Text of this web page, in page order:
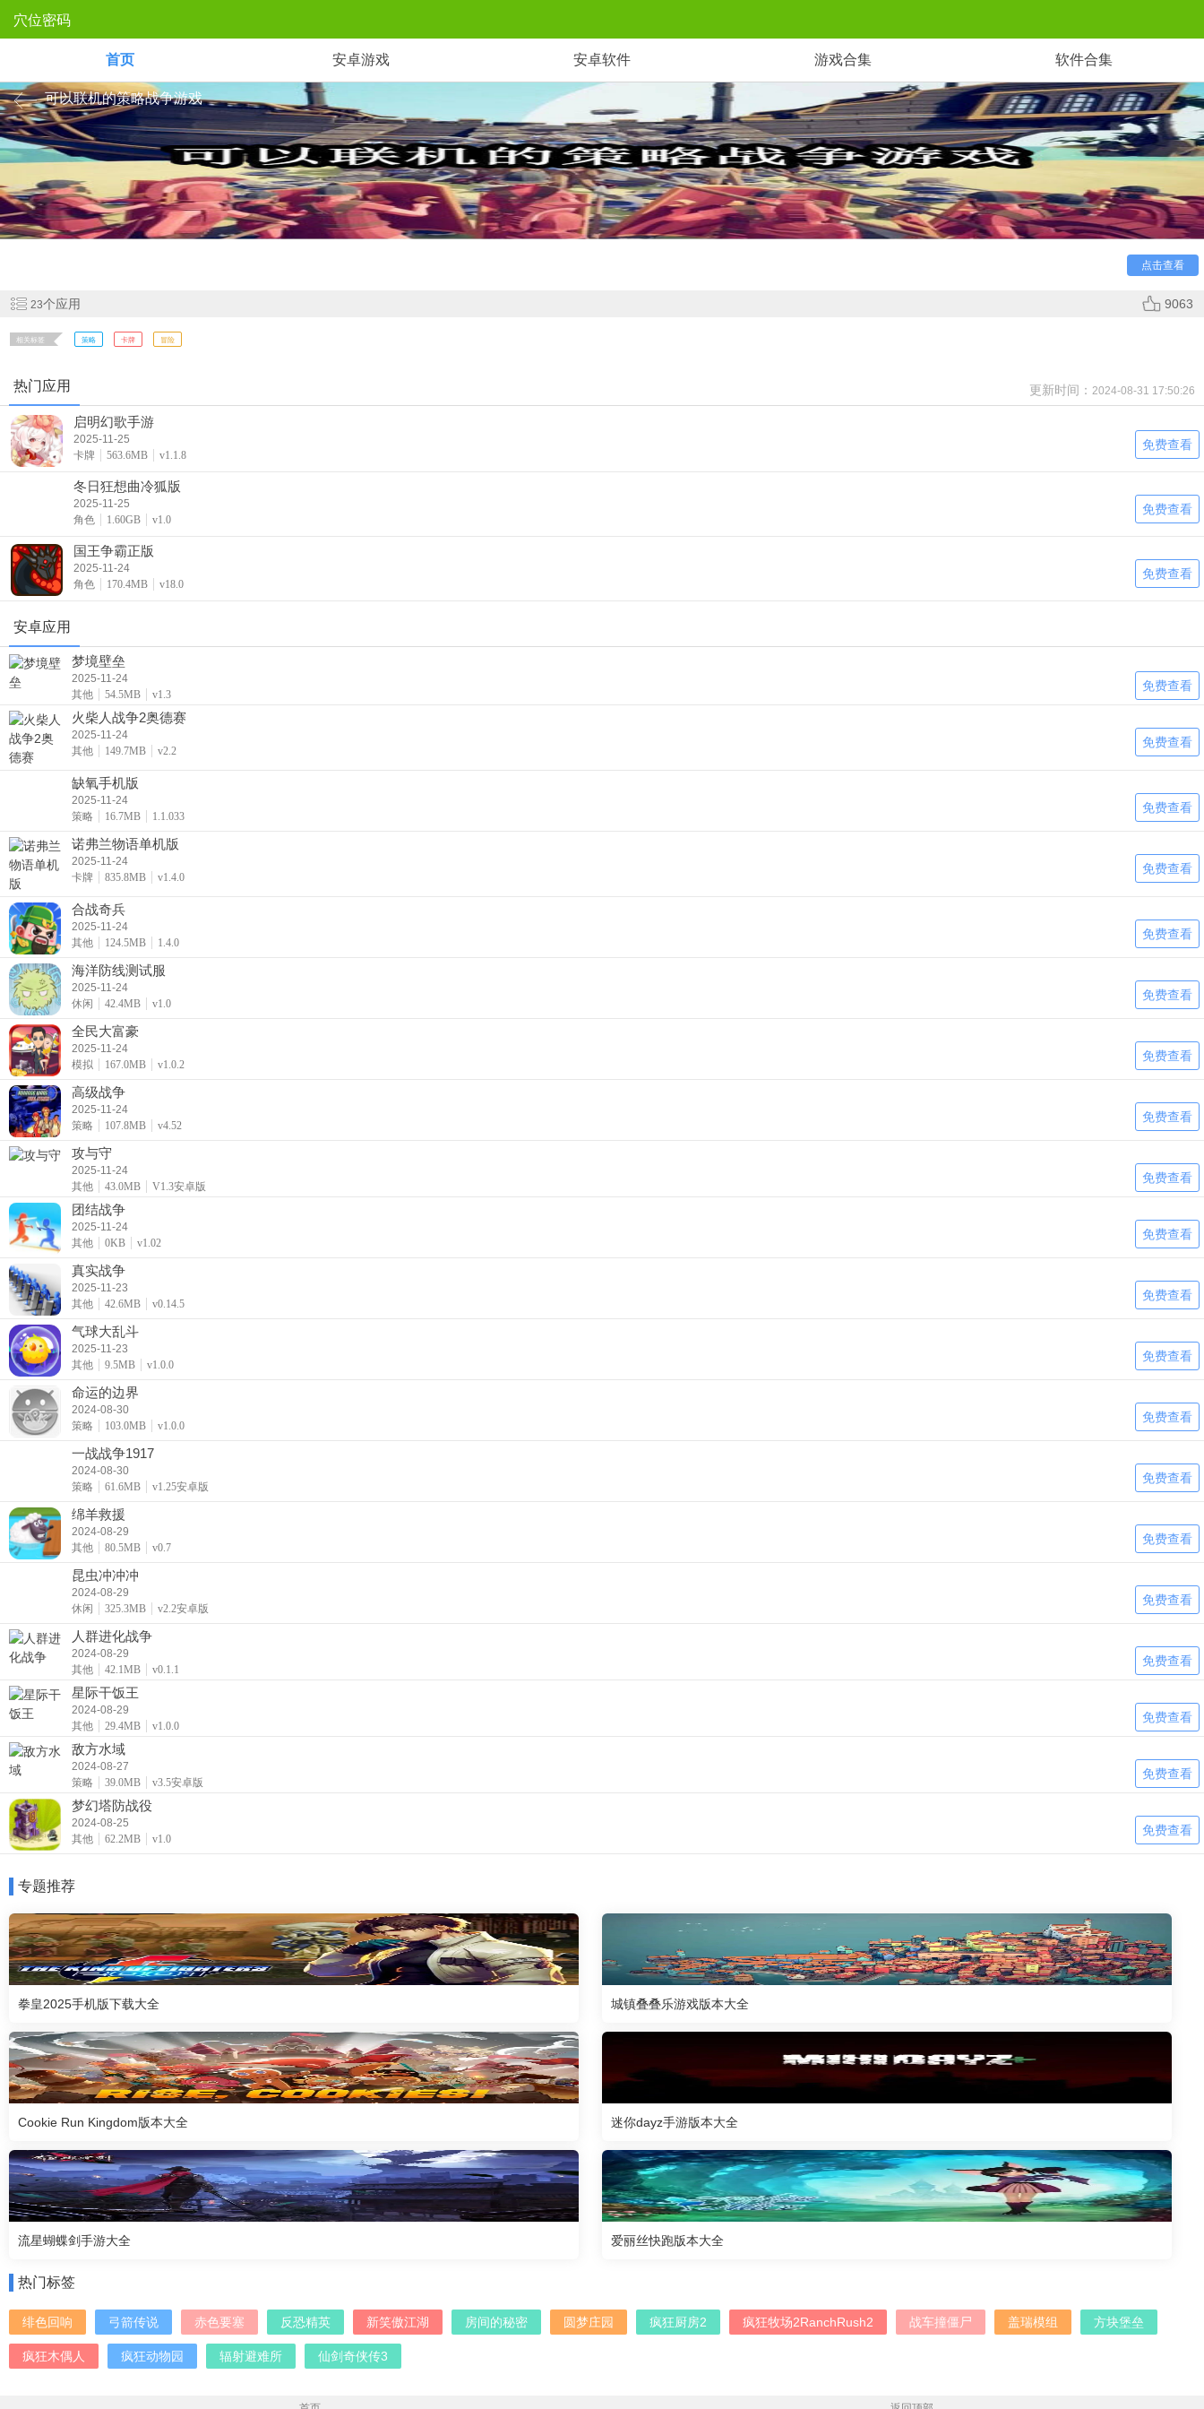
穴位密码
首页 安卓游戏 安卓软件 游戏合集 软件合集
可以联机的策略战争游戏
点击查看
策略战争游戏让玩家们在游戏之中需要调兵遣将，迎战你的对手。这次整理的可以联机的策略战争游戏，让你可以和你的小伙伴一起玩耍，一同布置你们的阵地，同时你们两个还可以同台竞技，看看谁才是真正的战场
之王！
23个应用 9063
相关标签 策略 卡牌 冒险
热门应用 更新时间： 2024-08-31 17:50:26
启明幻歌手游
2025-11-25
卡牌
563.6MB v1.1.8
免费查看
冬日狂想曲冷狐版
2025-11-25
角色
1.60GB v1.0
免费查看
国王争霸正版
2025-11-24
角色
170.4MB v18.0
免费查看
安卓应用
梦境壁垒
2025-11-24
其他
54.5MB v1.3
免费查看
火柴人战争2奥德赛
2025-11-24
其他
149.7MB v2.2
免费查看
缺氧手机版
2025-11-24
策略
16.7MB 1.1.033
免费查看
诺弗兰物语单机版
2025-11-24
卡牌
835.8MB v1.4.0
免费查看
合战奇兵
2025-11-24
其他
124.5MB 1.4.0
免费查看
海洋防线测试服
2025-11-24
休闲
42.4MB v1.0
免费查看
全民大富豪
2025-11-24
模拟
167.0MB v1.0.2
免费查看
高级战争
2025-11-24
策略
107.8MB v4.52
免费查看
攻与守
2025-11-24
其他
43.0MB V1.3安卓版
免费查看
团结战争
2025-11-24
其他
0KB v1.02
免费查看
真实战争
2025-11-23
其他
42.6MB v0.14.5
免费查看
气球大乱斗
2025-11-23
其他
9.5MB v1.0.0
免费查看
命运的边界
2024-08-30
策略
103.0MB v1.0.0
免费查看
一战战争1917
2024-08-30
策略
61.6MB v1.25安卓版
免费查看
绵羊救援
2024-08-29
其他
80.5MB v0.7
免费查看
昆虫冲冲冲
2024-08-29
休闲
325.3MB v2.2安卓版
免费查看
人群进化战争
2024-08-29
其他
42.1MB v0.1.1
免费查看
星际干饭王
2024-08-29
其他
29.4MB v1.0.0
免费查看
敌方水域
2024-08-27
策略
39.0MB v3.5安卓版
免费查看
梦幻塔防战役
2024-08-25
其他
62.2MB v1.0
免费查看
专题推荐
拳皇2025手机版下载大全 城镇叠叠乐游戏版本大全
Cookie Run Kingdom版本大全 迷你dayz手游版本大全
流星蝴蝶剑手游大全 爱丽丝快跑版本大全
热门标签
绯色回响 弓箭传说 赤色要塞 反恐精英 新笑傲江湖 房间的秘密 圆梦庄园 疯狂厨房2 疯狂牧场2RanchRush2 战车撞僵尸 盖瑞模组 方块堡垒
疯狂木偶人 疯狂动物园 辐射避难所 仙剑奇侠传3